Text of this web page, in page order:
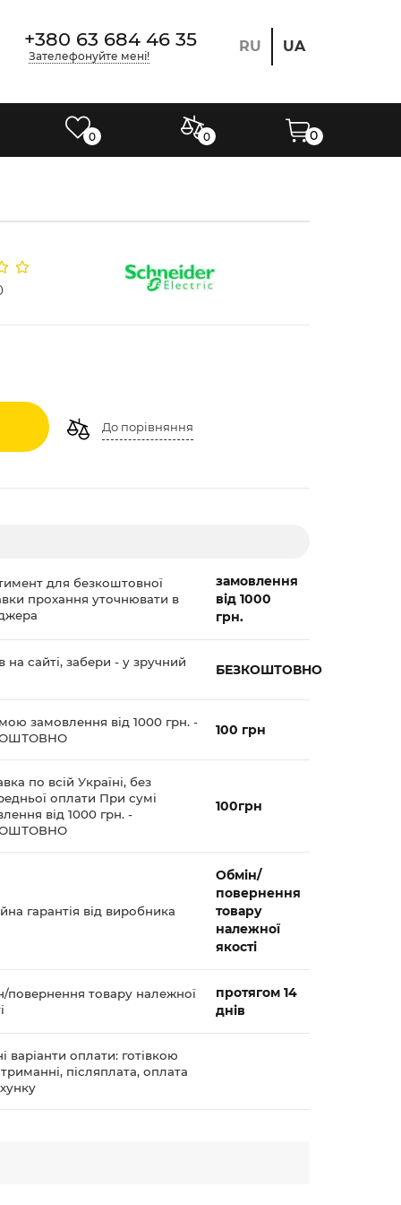
+380 63 684 46 35
Зателефонуйте мені!
RU UA
0 0 0
До порівняння
для безкоштовної
прохання уточнювати в
замовлення
від 1000
грн.
на сайті, забери - у зручний БЕЗКОШТОВНО
замовлення від 1000 грн. -
100 грн
по всій Україні, без
оплати При сумі
від 1000 грн. -
100грн
гарантія від виробника
Обмін/
повернення
товару
належної
якості
повернення товару належної
протягом 14
днів
варіанти оплати: готівкою
післяплата, оплата